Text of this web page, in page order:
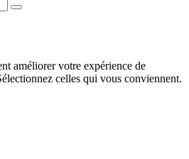
améliorer votre expérience de
celles qui vous conviennent.